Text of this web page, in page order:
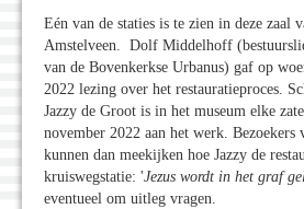
Eén van de staties is te zien in deze zaal
Amstelveen. Dolf Middelhoff
van de Bovenkerkse Urbanus) gaf op
2022 lezing over het restauratieproces.
Jazzy de Groot is in het museum elke
november 2022 aan het werk. Bezoekers
kunnen dan meekijken hoe Jazzy de
kruiswegstatie: 'Jezus wordt in het graf
eventueel om uitleg vragen.